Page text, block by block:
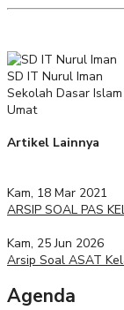
SD IT Nurul Iman
Sekolah Dasar
Umat
Artikel Lainnya
Kam, 18 Mar 2021
ARSIP SOAL PAS
Kam, 25 Jun 2026
Arsip Soal ASAT
Agenda